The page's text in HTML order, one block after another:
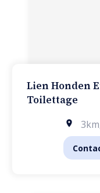
Lien Honden
Toilettage
3km